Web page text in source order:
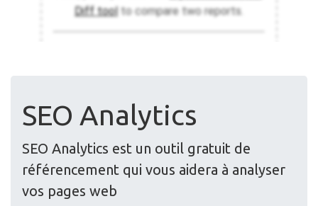
SEO Analytics
SEO Analytics est un outil gratuit de
référencement qui vous aidera à analyser
vos pages web